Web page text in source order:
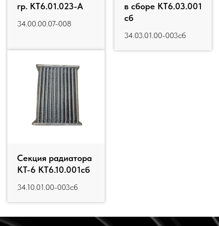
гр. КТ6.01.023-А
34.00.00.07-008
в сборе КТ6.03.001
сб
34.03.01.00-003сб
Секция радиатора
КТ-6 КТ6.10.001сб
34.10.01.00-003сб